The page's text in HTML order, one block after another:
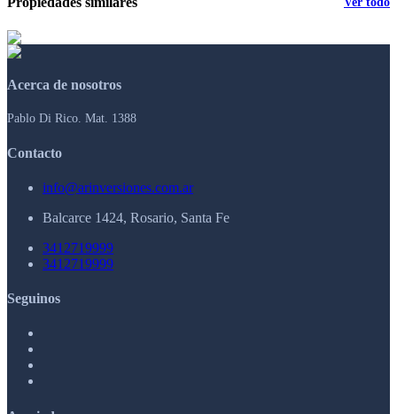
Acerca de nosotros
Pablo Di Rico. Mat. 1388
Contacto
info@arinversiones.com.ar
Balcarce 1424, Rosario, Santa Fe
3412719999
3412719999
Seguinos